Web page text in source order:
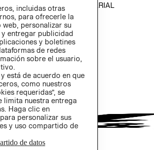
POLÍTICA EMPRESARIAL
incluidas otras
para ofrecerle la
personalizar su
entregar publicidad
y boletines
de redes
sobre el usuario,
está de acuerdo en que
como nuestros
requeridas”, se
limita nuestra entrega
Haga clic en
personalizar sus
y uso compartido de
de datos